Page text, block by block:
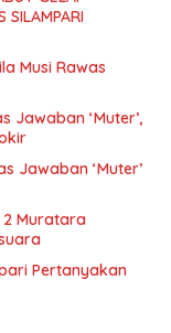
SILAMPARI
Musi Rawas
Jawaban ‘Muter’,
Jawaban ‘Muter’
2 Muratara
Pertanyakan